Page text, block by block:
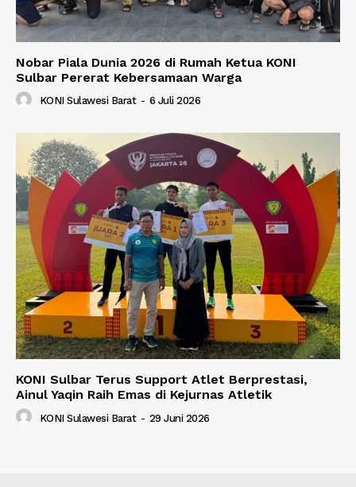
Nobar Piala Dunia 2026 di Rumah Ketua KONI
Sulbar Pererat Kebersamaan Warga
KONI Sulawesi Barat - 6 Juli 2026
KONI Sulbar Terus Support Atlet Berprestasi,
Ainul Yaqin Raih Emas di Kejurnas Atletik
KONI Sulawesi Barat - 29 Juni 2026